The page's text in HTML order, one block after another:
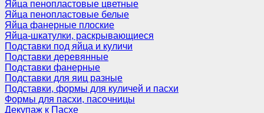
Яйца пенопластовые цветные
Яйца пенопластовые белые
Яйца фанерные плоские
Яйца-шкатулки, раскрывающиеся
Подставки под яйца и куличи
Подставки деревянные
Подставки фанерные
Подставки для яиц разные
Подставки, формы для куличей и пасхи
Формы для пасхи, пасочницы
Декупаж к Пасхе